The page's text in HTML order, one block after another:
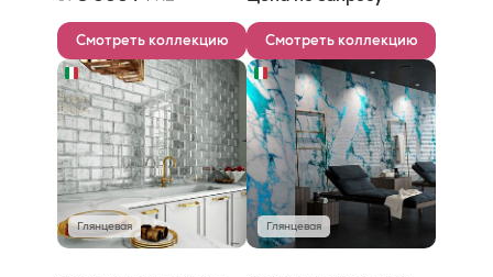
Смотреть коллекцию Смотреть коллекцию
Глянцевая Глянцевая